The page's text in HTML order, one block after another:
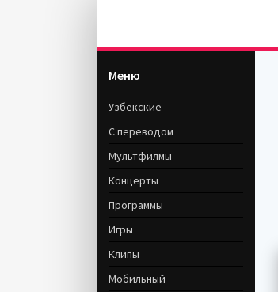
Меню
Узбекские
С переводом
Мультфилмы
Концерты
Программы
Игры
Клипы
Мобильный